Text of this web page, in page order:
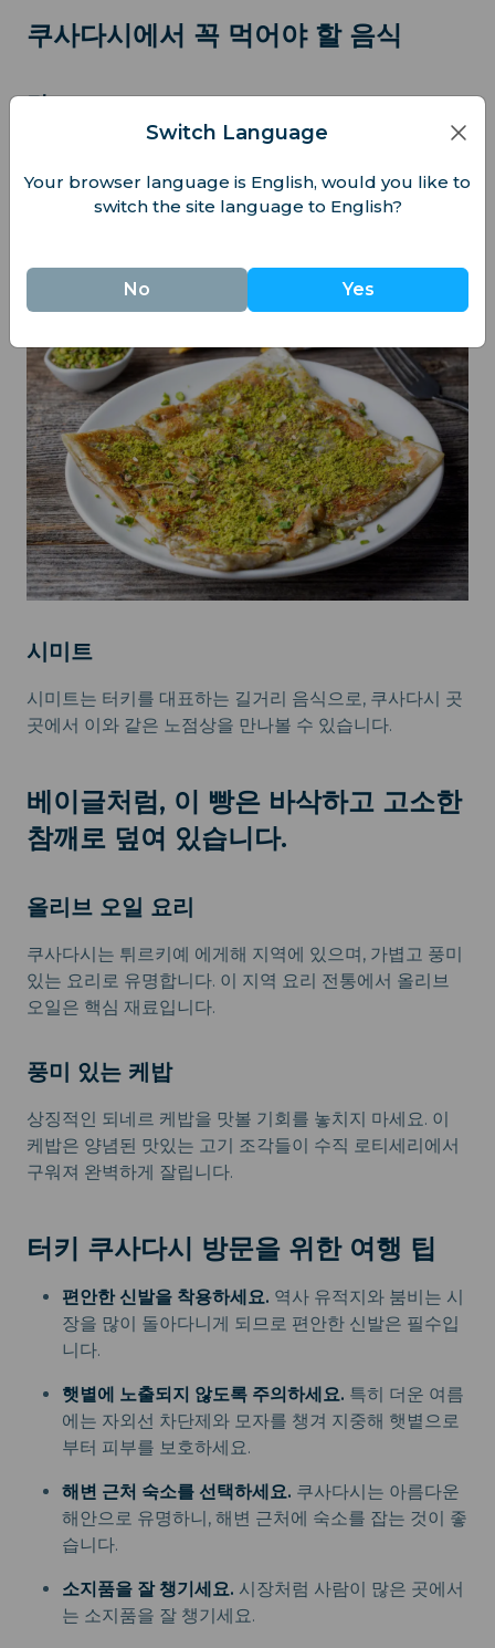
쿠사다시에서 꼭 먹어야 할 음식
만트
만티는 독특한 맛으로 유명한 맛있는 전통 터키 요리입니
다.
잘 양념된 고기(주로 양고기 또는 소고기)로 속을 채운 만
맛있는 한 끼 식사입니다.
시미트
시미트는 터키를 대표하는 길거리 음식으로, 쿠사다시 곳
곳에서 이와 같은 노점상을 만나볼 수 있습니다.
베이글처럼, 이 빵은 바삭하고 고소한
참깨로 덮여 있습니다.
올리브 오일 요리
쿠사다시는 튀르키예 에게해 지역에 있으며, 가볍고 풍미
있는 요리로 유명합니다. 이 지역 요리 전통에서 올리브
오일은 핵심 재료입니다.
풍미 있는 케밥
상징적인 되네르 케밥을 맛볼 기회를 놓치지 마세요. 이
케밥은 양념된 맛있는 고기 조각들이 수직 로티세리에서
구워져 완벽하게 잘립니다.
터키 쿠사다시 방문을 위한 여행 팁
편안한 신발을 착용하세요. 역사 유적지와 붐비는 시
장을 많이 돌아다니게 되므로 편안한 신발은 필수입
니다.
햇볕에 노출되지 않도록 주의하세요. 특히 더운 여름
에는 자외선 차단제와 모자를 챙겨 지중해 햇볕으로
부터 피부를 보호하세요.
해변 근처 숙소를 선택하세요. 쿠사다시는 아름다운
해안으로 유명하니, 해변 근처에 숙소를 잡는 것이 좋
습니다.
소지품을 잘 챙기세요. 시장처럼 사람이 많은 곳에서
는 소지품을 잘 챙기세요.
Switch Language
Your browser language is English, would you like to
switch the site language to English?
No Yes